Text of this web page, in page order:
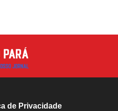
de Privacidade